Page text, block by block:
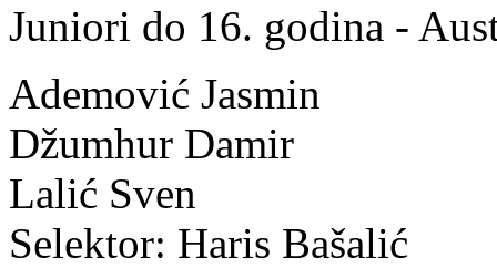
Juniori do 16. godina -
Ademović Jasmin
Džumhur Damir
Lalić Sven
Selektor: Haris Bašalić